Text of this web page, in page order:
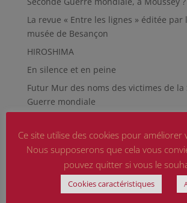
La revue « Entre les lignes » éditée par
musée de Besançon
HIROSHIMA
En silence et en peine
Futur Mur des noms des victimes de la
Guerre mondiale
MORTS
Le rapport d’activité 2025 de la DMCA.
Quand la paix chemine
Ce site utilise des cookies pour améliorer
Nous supposerons que cela vous
pouvez quitter si vous le
Cookies caractéristiques